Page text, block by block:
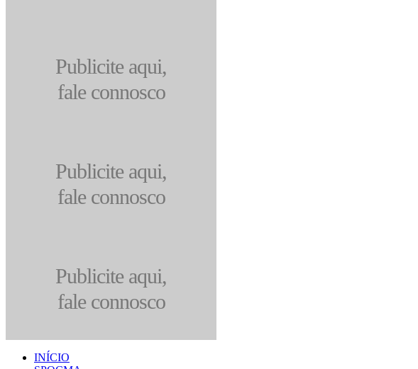
Publicite aqui,
fale connosco
Publicite aqui,
fale connosco
Publicite aqui,
fale connosco
INÍCIO